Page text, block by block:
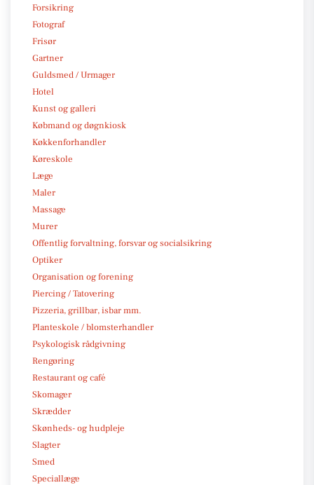
Forsikring
Fotograf
Frisør
Gartner
Guldsmed / Urmager
Hotel
Kunst og galleri
Købmand og døgnkiosk
Køkkenforhandler
Køreskole
Læge
Maler
Massage
Murer
Offentlig forvaltning, forsvar og socialsikring
Optiker
Organisation og forening
Piercing / Tatovering
Pizzeria, grillbar, isbar mm.
Planteskole / blomsterhandler
Psykologisk rådgivning
Rengøring
Restaurant og café
Skomager
Skrædder
Skønheds- og hudpleje
Slagter
Smed
Speciallæge